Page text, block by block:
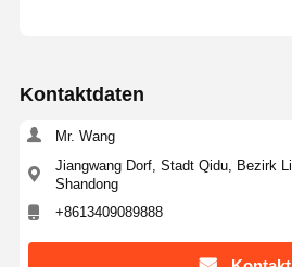
Kontaktdaten
Mr. Wang
Jiangwang Dorf, Stadt Qidu, Bezirk
Shandong
+8613409089888